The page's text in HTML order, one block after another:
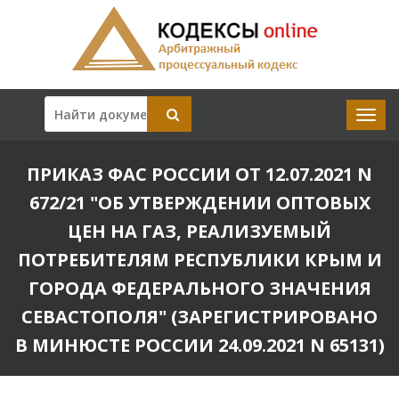
ПРИКАЗ ФАС РОССИИ ОТ 12.07.2021 N
672/21 "ОБ УТВЕРЖДЕНИИ ОПТОВЫХ
ЦЕН НА ГАЗ, РЕАЛИЗУЕМЫЙ
ПОТРЕБИТЕЛЯМ РЕСПУБЛИКИ КРЫМ И
ГОРОДА ФЕДЕРАЛЬНОГО ЗНАЧЕНИЯ
СЕВАСТОПОЛЯ" (ЗАРЕГИСТРИРОВАНО
В МИНЮСТЕ РОССИИ 24.09.2021 N 65131)